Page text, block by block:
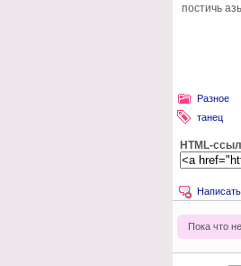
постичь
Разное
танец
HTML-
Пока что